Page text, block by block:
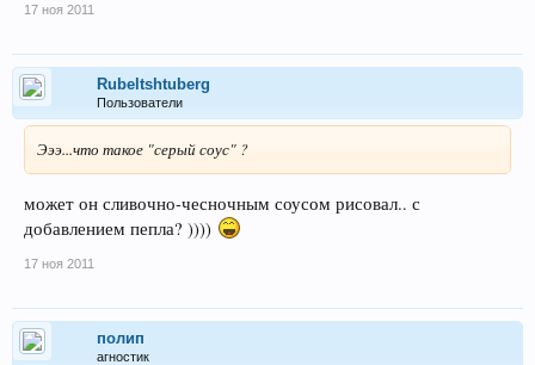
17 ноя 2011
Rubeltshtuberg
Пользователи
Эээ...что такое "серый соус" ?
может он сливочно-чесночным соусом рисовал.. с
добавлением пепла? ))))
17 ноя 2011
полип
агностик